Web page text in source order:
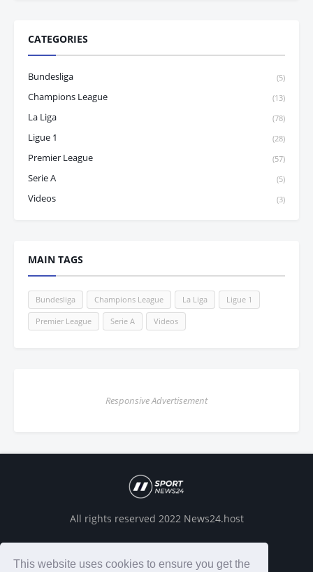
This website uses cookies to ensure you get the
CATEGORIES
Bundesliga (5)
Champions League (13)
La Liga (78)
Ligue 1 (28)
Premier League (57)
Serie A (5)
Videos (3)
MAIN TAGS
Bundesliga Champions League La Liga Ligue 1
Premier League Serie A Videos
Responsive Advertisement
All rights reserved 2022 News24.host